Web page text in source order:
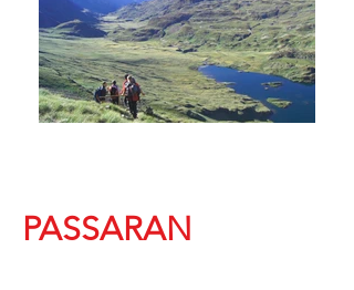
PASSARAN